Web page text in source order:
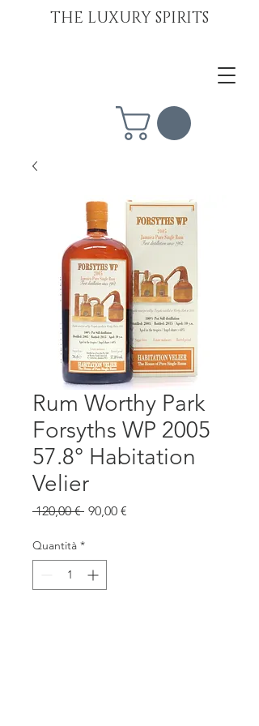
THE LUXURY SPIRITS
Rum Worthy Park
Forsyths WP 2005
57.8° Habitation
Velier
120,00 € Prezzo
90,00 €
Quantità *